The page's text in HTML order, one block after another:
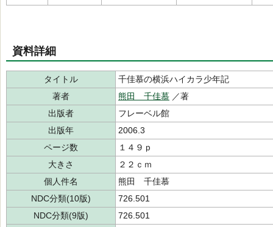
資料詳細
タイトル
千佳慕の横浜ハイカラ少年記
著者
熊田 千佳慕 ／著
出版者
フレーベル館
出版年
2006.3
ページ数
１４９ｐ
大きさ
２２ｃｍ
個人件名
熊田 千佳慕
NDC分類(10版)
726.501
NDC分類(9版)
726.501